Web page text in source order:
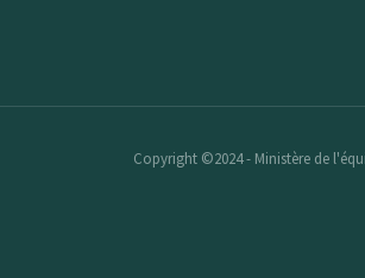
Copyright ©2024 - Ministère de